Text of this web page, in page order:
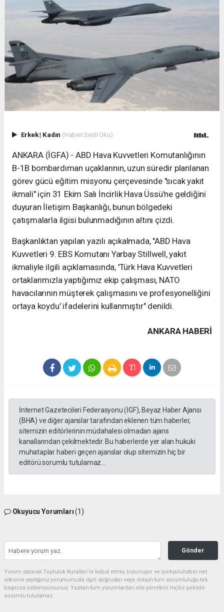
Erkek| Kadın (Haberi Sesli Oku)
ANKARA (İGFA) - ABD Hava Kuvvetleri Komutanlığının
B-1B bombardıman uçaklarının, uzun süredir planlanan
görev gücü eğitim misyonu çerçevesinde "sıcak yakıt
ikmali" için 31 Ekim Salı İncirlik Hava Üssü'ne geldiğini
duyuran İletişim Başkanlığı, bunun bölgedeki
çatışmalarla ilgisi bulunmadığının altını çizdi.
Başkanlıktan yapılan yazılı açıkalmada, "ABD Hava
Kuvvetleri 9. EBS Komutanı Yarbay Stillwell, yakıt
ikmaliyle ilgili açıklamasında, 'Türk Hava Kuvvetleri
ortaklarımızla yaptığımız ekip çalışması, NATO
havacılarının müşterek çalışmasını ve profesyonelliğini
ortaya koydu' ifadelerini kullanmıştır" denildi.
ANKARA HABERİ
İnternet Gazetecileri Federasyonu (İGF), Beyaz Haber Ajansı
(BHA) ve diğer ajanslar tarafından eklenen tüm haberler,
sitemizin editörlerinin müdahalesi olmadan ajans
kanallarından çekilmektedir. Bu haberlerde yer alan hukuki
muhataplar haberi geçen ajanslar olup sitemizin hiç bir
editörü sorumlu tutulamaz...
Okuyucu Yorumları(1)
Gönder
Yorum yazarak Topluluk Kuralları’nı kabul etmiş bulunuyor ve ipekyoluhaber.net
sitesine yaptığınız yorumunuzla ilgili doğrudan veya dolaylı tüm sorumluluğu tek
başınıza üstleniyorsunuz. Yazılan tüm yorumlardan site yönetimi hiçbir şekilde
sorumlu tutulamaz.